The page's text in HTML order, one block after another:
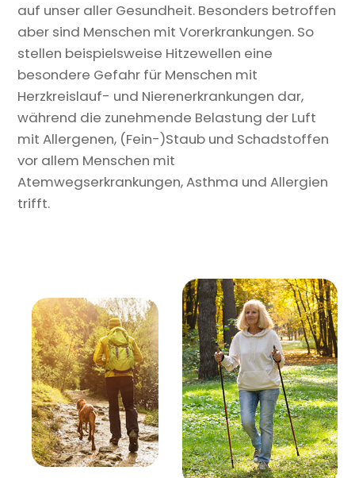
auf unser aller Gesundheit. Besonders betroffen
aber sind Menschen mit Vorerkrankungen. So
stellen beispielsweise Hitzewellen eine
besondere Gefahr für Menschen mit
Herzkreislauf- und Nierenerkrankungen dar,
während die zunehmende Belastung der Luft
mit Allergenen, (Fein-)Staub und Schadstoffen
vor allem Menschen mit
Atemwegserkrankungen, Asthma und Allergien
trifft.